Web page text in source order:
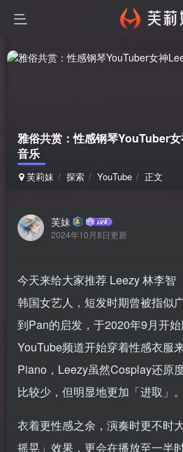
雅俗共赏：性感钢琴YouTuber
音乐
芙莉妹 探索 YouTube 正文
芙妹
2024年10月8日更新
今天来给大家推荐 Leezy 林李智
韩国女艺人，短发时期曾被指似
到Pan的启发，于2020年9月开
YouTube频道开始穿着性感衣服
Piano，Leezy虽然Cosplay还原
比较少，但明显地更加「进取」。
衣着更性感之余，演奏时更不时
摇晃」效果，更会在播放至一半